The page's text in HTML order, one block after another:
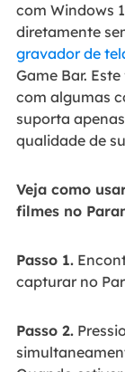
com Windows
diretamente
gravador de
Game Bar.
com algumas
suporta
qualidade de
Veja como
filmes no
Passo 1.
capturar no
Passo 2.